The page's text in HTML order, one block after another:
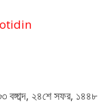
, ২৪শে সফর, ১৪৪৮